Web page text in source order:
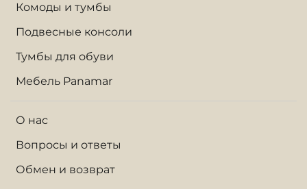
Комоды и тумбы
Подвесные консоли
Тумбы для обуви
Мебель Panamar
О нас
Вопросы и ответы
Обмен и возврат